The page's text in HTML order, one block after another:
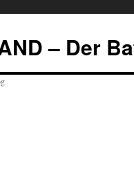
– Der